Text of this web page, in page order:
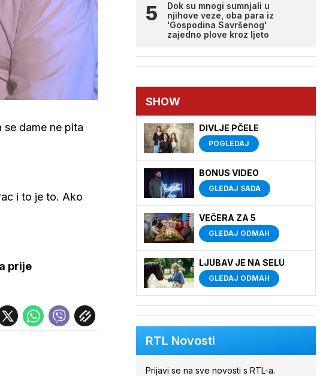
dame ne pita
i to je to. Ako
prije
Dok su mnogi sumnjali u
njihove veze, oba para iz
'Gospodina Savršenog'
zajedno plove kroz ljeto
SHOW
DIVLJE PČELE
POGLEDAJ
BONUS VIDEO
GLEDAJ SADA
VEČERA ZA 5
GLEDAJ ODMAH
LJUBAV JE NA SELU
GLEDAJ ODMAH
RTL Novosti
Prijavi se na sve novosti s RTL-a.